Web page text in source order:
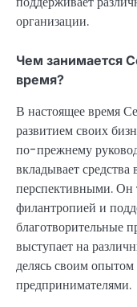
организации.
Чем занимается
время?
В настоящее время
развитием своих
по-прежнему
вкладывает
перспективными. Он
филантропией и
благотворительные
выступает на
делясь своим
предпринимателями.